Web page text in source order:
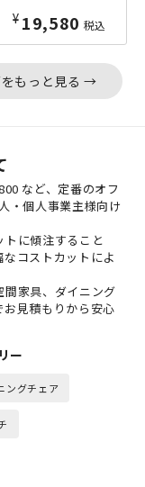
¥ 19,580 税込
もっと見る →
など、定番のオフ
・個人事業主様向け
に傾注すること
コストカットによ
家具、ダイニング
見積もりから安心
ー
ングチェア